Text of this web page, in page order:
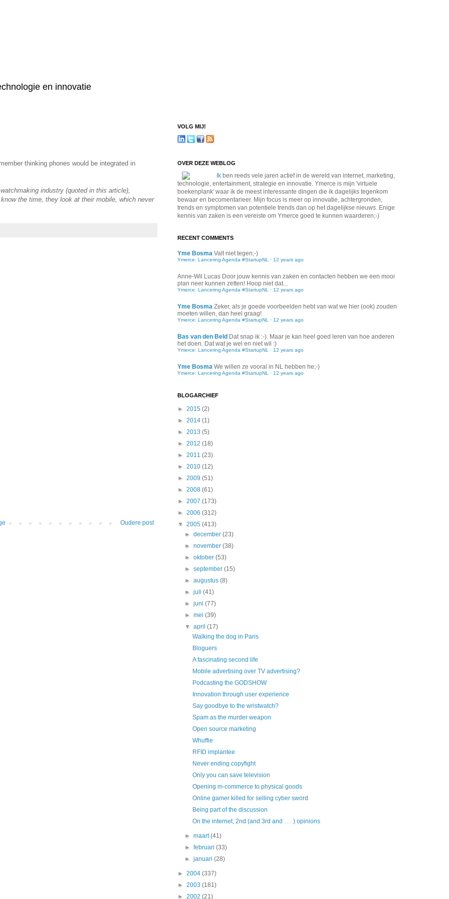
en innovatie
thinking phones would be integrated in
industry (quoted in this article),
the time, they look at their mobile, which never
Oudere post
VOLG MIJ!
OVER DEZE WEBLOG
Ik ben reeds vele jaren actief in de wereld van internet, marketing,
technologie, entertainment, strategie en innovatie. Ymerce is mijn 'virtuele
boekenplank' waar ik de meest interessante dingen die ik dagelijks tegenkom
bewaar en becomentarieer. Mijn focus is meer op innovatie, achtergronden,
trends en symptomen van potentiele trends dan op het dagelijkse nieuws. Enige
kennis van zaken is een vereiste om Ymerce goed te kunnen waarderen;-)
RECENT COMMENTS
Yme Bosma Valt niet tegen;-)
Ymerce: Lancering Agenda #StartupNL · 12 years ago
Anne-Wil Lucas Door jouw kennis van zaken en contacten hebben we een mooi
plan neer kunnen zetten! Hoop niet dat...
Ymerce: Lancering Agenda #StartupNL · 12 years ago
Yme Bosma Zeker, als je goede voorbeelden hebt van wat we hier (ook) zouden
moeten willen, dan heel graag!
Ymerce: Lancering Agenda #StartupNL · 12 years ago
Bas van den Beld Dat snap ik :-). Maar je kan heel goed leren van hoe anderen
het doen. Dat wat je wel en niet wil :)
Ymerce: Lancering Agenda #StartupNL · 12 years ago
Yme Bosma We willen ze vooral in NL hebben he;-)
Ymerce: Lancering Agenda #StartupNL · 12 years ago
BLOGARCHIEF
► 2015 (2)
► 2014 (1)
► 2013 (5)
► 2012 (18)
► 2011 (23)
► 2010 (12)
► 2009 (51)
► 2008 (61)
► 2007 (173)
► 2006 (312)
▼ 2005 (413)
►december(23)
►november(38)
►oktober(53)
►september(15)
►augustus(8)
►juli(41)
►juni(77)
►mei(39)
▼april(17)
Walking the dog in Paris
Bloguers
A fascinating second life
Mobile advertising over TV advertising?
Podcasting the GODSHOW
Innovation through user experience
Say goodbye to the wristwatch?
Spam as the murder weapon
Open source marketing
Whuffie
RFID implantee
Never ending copyfight
Only you can save television
Opening m-commerce to physical goods
Online gamer killed for selling cyber sword
Being part of the discussion
On the internet, 2nd (and 3rd and . . . ) opinions
►maart(41)
►februari(33)
►januari(28)
► 2004 (337)
► 2003 (181)
► 2002 (21)